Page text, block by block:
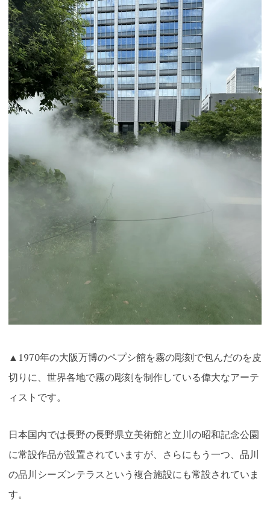
▲1970年の大阪万博のペプシ館を霧の彫刻で包んだのを皮
切りに、世界各地で霧の彫刻を制作している偉大なアーテ
ィストです。
日本国内では長野の長野県立美術館と立川の昭和記念公園
に常設作品が設置されていますが、さらにもう一つ、品川
の品川シーズンテラスという複合施設にも常設されていま
す。